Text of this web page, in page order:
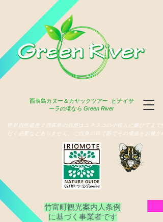
西表島カヌー＆カヤックツアー
ピナイサ
ーラの滝なら Green River
竹富町観光案内人条例
​に基づく事業者です
世界自然遺産？西表島の自然はユネスコの小役人に媚びてまで
だく必要などありません、ご自身の目で肌でその価値をお確か